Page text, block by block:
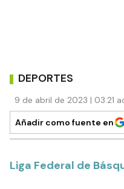
DEPORTES
9 de abril de 2023 | 03:21
Añadir como fuente en
Liga Federal de